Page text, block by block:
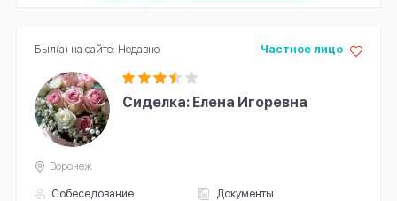
Сиделка: Елена Игоревна
Собеседование
Документы
Частное лицо
Воронеж
Был(а) на сайте: Недавно